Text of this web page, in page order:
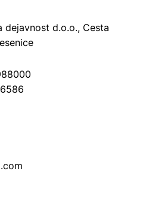
dejavnost d.o.o., Cesta